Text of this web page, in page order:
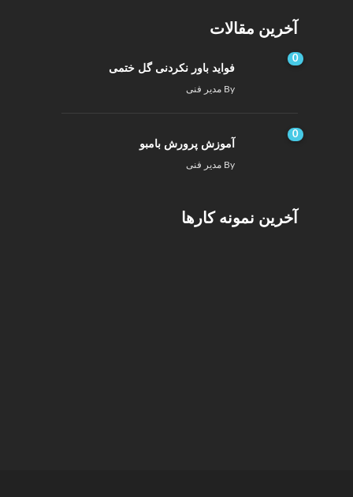
آخرین مقالات
0
فواید باور نکردنی گل ختمی
By مدیر فنی
0
آموزش پرورش بامبو
By مدیر فنی
آخرین نمونه کارها